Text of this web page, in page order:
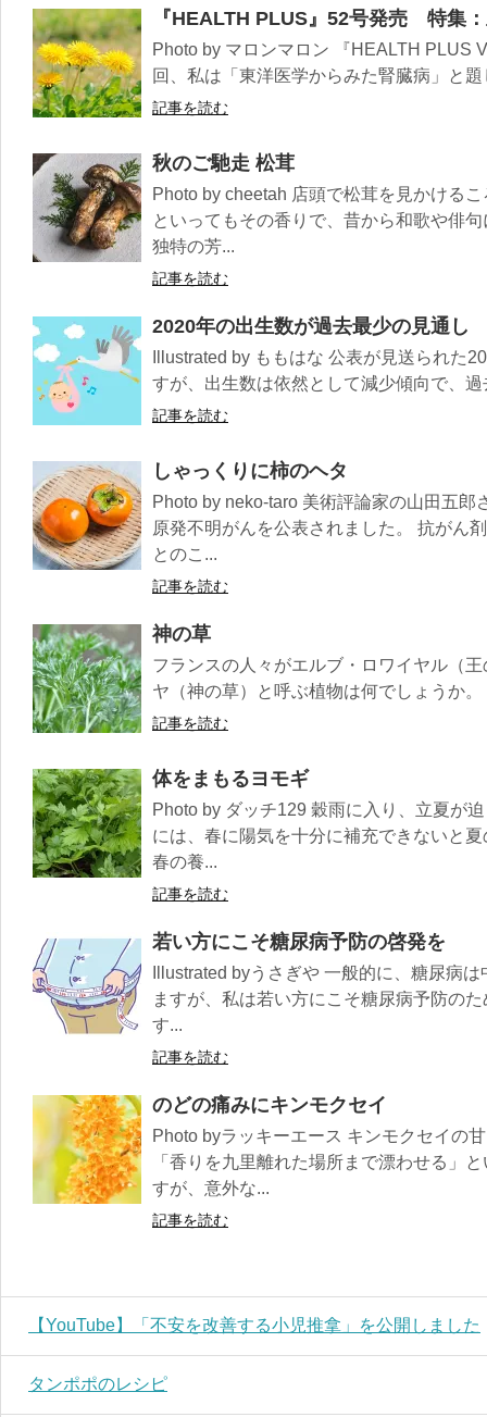
『HEALTH PLUS』52号発売 特集
Photo by マロンマロン 『HEALTH PLUS
回、私は「東洋医学からみた腎臓病」と
記事を読む
秋のご馳走 松茸
Photo by cheetah 店頭で松茸を見かける
といってもその香りで、昔から和歌や俳
独特の芳...
記事を読む
2020年の出生数が過去最少の見通し
Illustrated by ももはな 公表が見送られた
すが、出生数は依然として減少傾向で、
記事を読む
しゃっくりに柿のヘタ
Photo by neko-taro 美術評論家の山田五郎
原発不明がんを公表されました。 抗がん
とのこ...
記事を読む
神の草
フランスの人々がエルブ・ロワイヤル（
ヤ（神の草）と呼ぶ植物は何でしょうか
記事を読む
体をまもるヨモギ
Photo by ダッチ129 穀雨に入り、立夏が
には、春に陽気を十分に補充できないと
春の養...
記事を読む
若い方にこそ糖尿病予防の啓発を
Illustrated byうさぎや 一般的に、糖尿病
ますが、私は若い方にこそ糖尿病予防の
す...
記事を読む
のどの痛みにキンモクセイ
Photo byラッキーエース キンモクセイの
「香りを九里離れた場所まで漂わせる」
すが、意外な...
記事を読む
【YouTube】「不安を改善する小児推拿」を公開しました
タンポポのレシピ